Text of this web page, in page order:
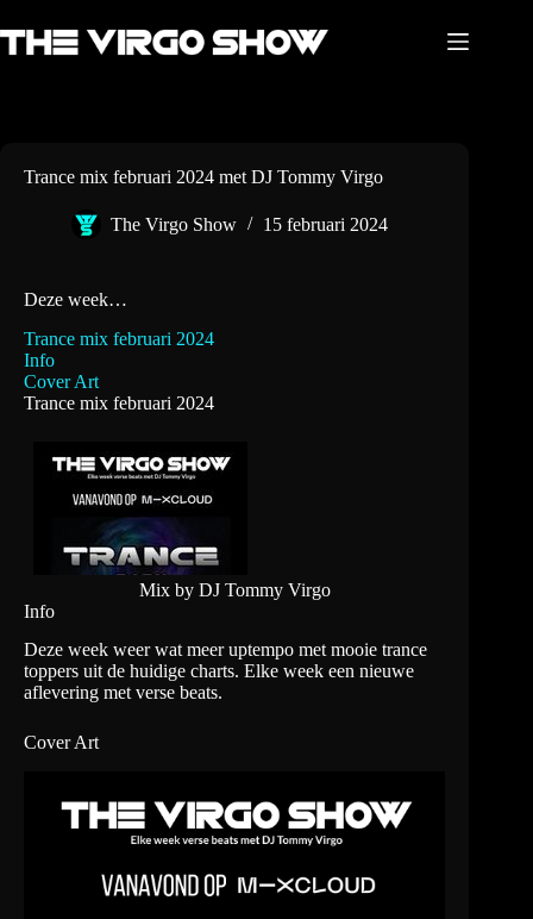
naar
de
Trance mix februari 2024 met DJ Tommy Virgo
The Virgo Show 15 februari 2024
Deze week…
Trance mix februari 2024
Info
Cover Art
Trance mix februari 2024
Mix by DJ Tommy Virgo
Info
Deze week weer wat meer uptempo met mooie trance
toppers uit de huidige charts. Elke week een nieuwe
aflevering met verse beats.
Cover Art